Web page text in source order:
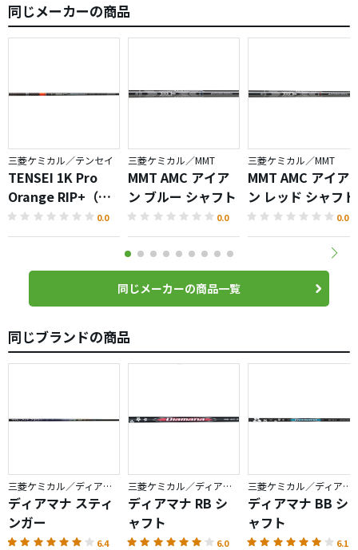
だから、そのまま上から入って、吹き上がるみたいな…
私も今まで多くのシャフトを打ってきて、それなりに打ち
シャフトの良し悪しではなく、合う人、合わないがハッキ
新しい素材や製法を用いた新設計シャフトらしく、この値
段での販売は実は破格らしいんですが…、良い素材を使っ
たからと言って、良い結果になるとは限らない。
本当にシャフトは難しい。
同じメーカーの商品
三菱ケミカル／テンセイ
TENSEI 1K Pro
Orange RIP+（テ
ンセイプロオレン
ジ）シャフト
0.0
三菱ケミカル／MMT
MMT AMC アイア
ン ブルー シャフト
0.0
三菱ケミカル／MMT
MMT AMC アイア
ン レッド シャフト
0.0
同じメーカーの商品一覧
同じブランドの商品
三菱ケミカル／ディアマナ
ディアマナ スティ
ンガー
6.4
三菱ケミカル／ディアマナ
ディアマナ RB シ
ャフト
6.0
三菱ケミカル／ディアマナ
ディアマナ BB シ
ャフト
6.1